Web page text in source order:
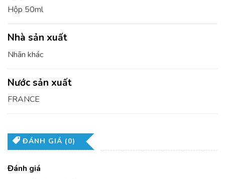
Hộp 50ml
Nhà sản xuất
Nhãn khác
Nước sản xuất
FRANCE
ĐÁNH GIÁ (0)
Đánh giá